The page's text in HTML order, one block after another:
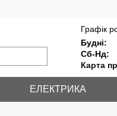
Графік
Будні:
Сб-Нд:
Карта
ЕЛЕКТРИКА